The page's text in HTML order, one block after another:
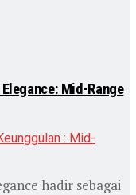
Mid-Range
hadir sebagai